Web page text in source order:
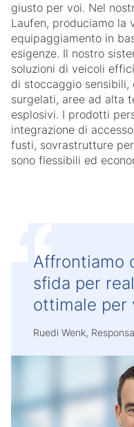
giusto per voi. Nel
Laufen, produciamo la
equipaggiamento in
esigenze. Il nostro
soluzioni di veicoli
di stoccaggio
surgelati, aree ad alta
esplosivi. I prodotti
integrazione di
fusti, sovrastrutture
sono flessibili ed
Affrontiamo
sfida per
ottimale per
Ruedi Wenk,